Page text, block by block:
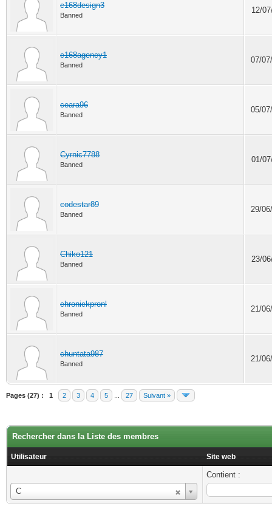
c168design3
Banned
12/
c168agency1
Banned
07/
ceara96
Banned
05/
Cyrnic7788
Banned
01/
codestar89
Banned
29/
Chiko121
Banned
23/
chronickpronl
Banned
21/
chuntata987
Banned
21/
Pages (27) : 1 2 3 4 5 27 Suivant »
Rechercher dans la Liste des membres
Utilisateur Site web
C
Utilisateur
Contient :